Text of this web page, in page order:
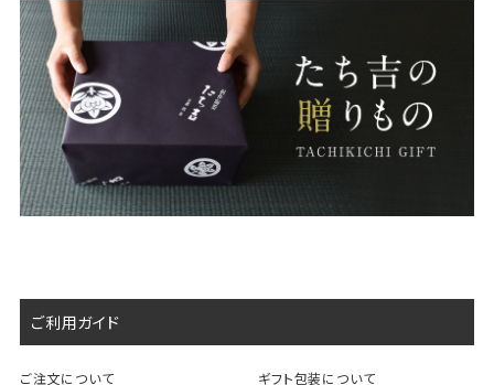
ご利用ガイド
ご注文について ギフト包装について